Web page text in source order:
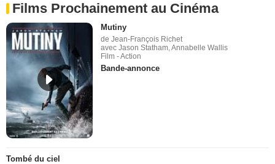
Films Prochainement au Cinéma
Mutiny
de Jean-François Richet
avec Jason Statham, Annabelle Wallis
Film - Action
Bande-annonce
Tombé du ciel